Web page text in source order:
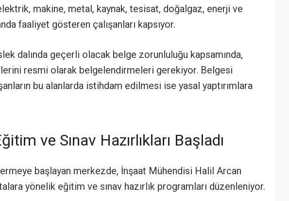
makine, metal, kaynak, tesisat, doğalgaz, enerji ve
faaliyet gösteren çalışanları kapsıyor.
dalında geçerli olacak belge zorunluluğu kapsamında,
resmi olarak belgelendirmeleri gerekiyor. Belgesi
bu alanlarda istihdam edilmesi ise yasal yaptırımlara
ve Sınav Hazırlıkları Başladı
başlayan merkezde, İnşaat Mühendisi Halil Arcan
yönelik eğitim ve sınav hazırlık programları düzenleniyor.